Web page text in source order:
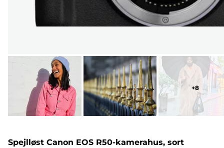
+8
Spejlløst Canon EOS R50-kamerahus, sort